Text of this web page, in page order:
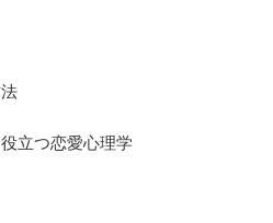
立つ恋愛心理学